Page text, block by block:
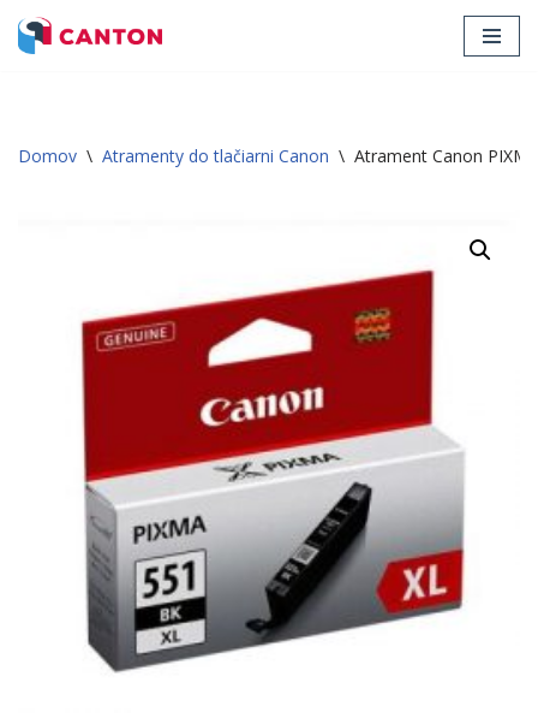
Domov \ Atramenty do tlačiarni Canon \ Atrament Canon